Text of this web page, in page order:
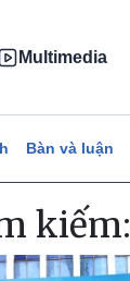
Multimedia
Bàn và luận
kiếm: